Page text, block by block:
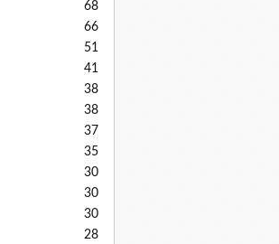
68
66
51
41
38
38
37
35
30
30
30
28